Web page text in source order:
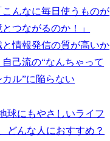
んなに毎日使うものが
つながるのか！」
と情報発信の質が高いか
自己流の“なんちゃって
カル”に陥らない
球にもやさしいライフ
どんな人におすすめ？